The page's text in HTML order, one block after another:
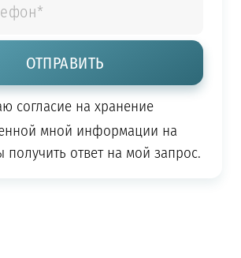
согласие на хранение
мной информации на
получить ответ на мой запрос.